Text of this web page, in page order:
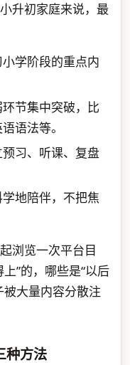
升初家庭来说，最
学阶段的重点内
节集中突破，比
语法等。
习、听课、复盘
地陪伴，不把焦
浏览一次平台目
”的，哪些是“以后
大量内容分散注
种方法